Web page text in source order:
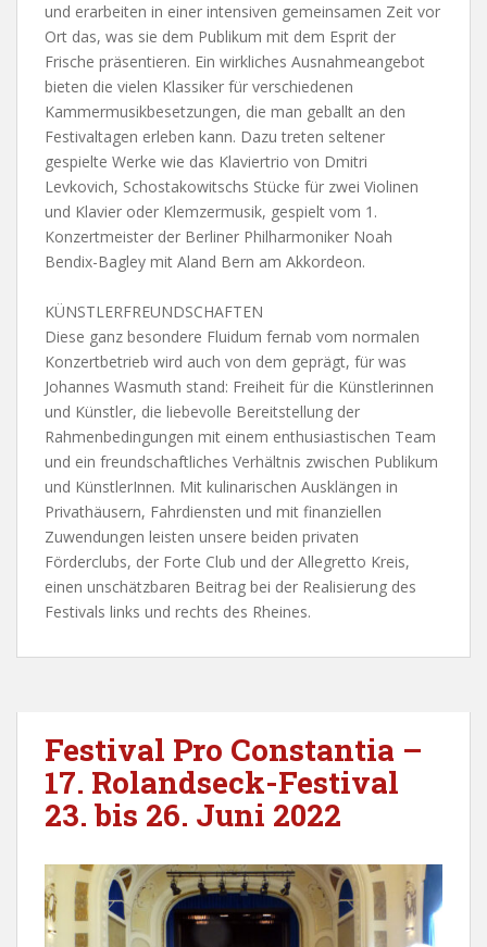
und erarbeiten in einer intensiven gemeinsamen Zeit vor
Ort das, was sie dem Publikum mit dem Esprit der
Frische präsentieren. Ein wirkliches Ausnahmeangebot
bieten die vielen Klassiker für verschiedenen
Kammermusikbesetzungen, die man geballt an den
Festivaltagen erleben kann. Dazu treten seltener
gespielte Werke wie das Klaviertrio von Dmitri
Levkovich, Schostakowitschs Stücke für zwei Violinen
und Klavier oder Klemzermusik, gespielt vom 1.
Konzertmeister der Berliner Philharmoniker Noah
Bendix-Bagley mit Aland Bern am Akkordeon.
KÜNSTLERFREUNDSCHAFTEN
Diese ganz besondere Fluidum fernab vom normalen
Konzertbetrieb wird auch von dem geprägt, für was
Johannes Wasmuth stand: Freiheit für die Künstlerinnen
und Künstler, die liebevolle Bereitstellung der
Rahmenbedingungen mit einem enthusiastischen Team
und ein freundschaftliches Verhältnis zwischen Publikum
und KünstlerInnen. Mit kulinarischen Ausklängen in
Privathäusern, Fahrdiensten und mit finanziellen
Zuwendungen leisten unsere beiden privaten
Förderclubs, der Forte Club und der Allegretto Kreis,
einen unschätzbaren Beitrag bei der Realisierung des
Festivals links und rechts des Rheines.
Festival Pro Constantia –
17. Rolandseck-Festival
23. bis 26. Juni 2022